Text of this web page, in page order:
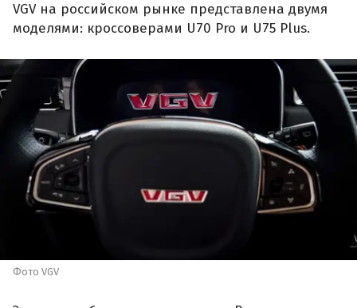
VGV на российском рынке представлена двумя
моделями: кроссоверами U70 Pro и U75 Plus.
Фото VGV